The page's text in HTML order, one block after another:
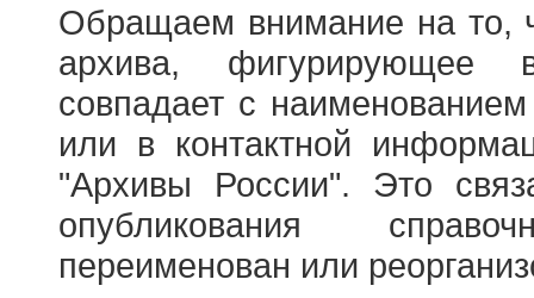
Обращаем внимание на то,
архива, фигурирующее
совпадает с
или в контактной
"Архивы России". Это
опубликования
переименован или